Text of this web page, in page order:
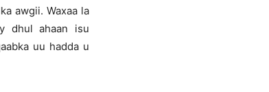
awgii. Waxaa la
dhul ahaan isu
uu hadda u